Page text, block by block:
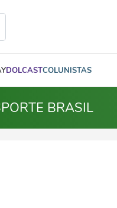
DOLCASTCOLUNISTAS
BRASIL